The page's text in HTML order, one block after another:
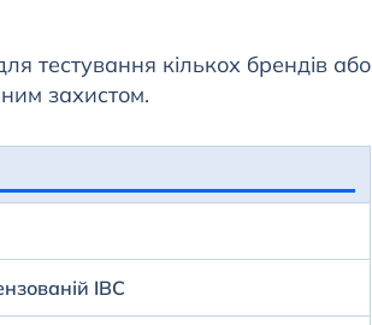
тестування кількох брендів або
захистом.
IBC